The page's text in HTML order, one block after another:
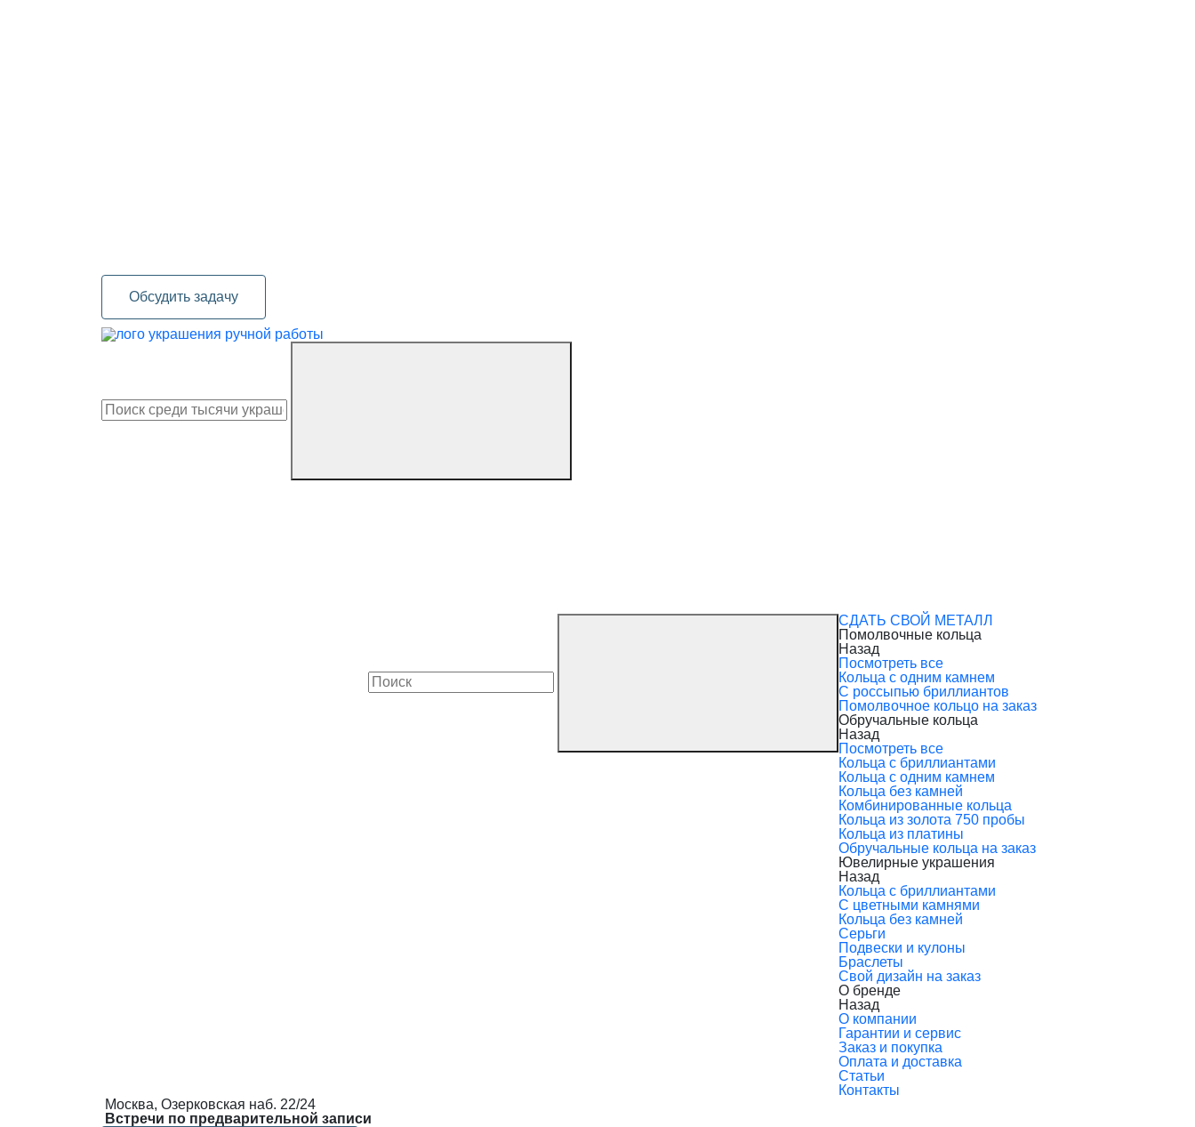
Обсудить задачу
украшения ручной работы
СДАТЬ СВОЙ МЕТАЛЛ
Помолвочные кольца
Назад
Посмотреть все
Кольца с одним камнем
С россыпью бриллиантов
Помолвочное кольцо на заказ
Обручальные кольца
Назад
Посмотреть все
Кольца с бриллиантами
Кольца с одним камнем
Кольца без камней
Комбинированные кольца
Кольца из золота 750 пробы
Кольца из платины
Обручальные кольца на заказ
Ювелирные украшения
Назад
Кольца с бриллиантами
С цветными камнями
Кольца без камней
Серьги
Подвески и кулоны
Браслеты
Свой дизайн на заказ
О бренде
Назад
О компании
Гарантии и сервис
Заказ и покупка
Оплата и доставка
Статьи
Контакты
Москва, Озерковская наб. 22/24
Встречи по предварительной записи